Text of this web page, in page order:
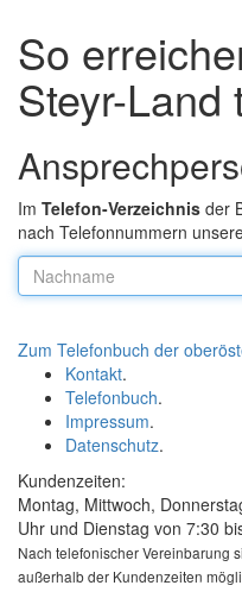
So
Steyr-Land
Im Telefon-Verzeichnis der
nach Telefonnummern
Nachname:
Zum Telefonbuch der
Kontakt.
Telefonbuch.
Impressum.
Datenschutz.
Kundenzeiten:
Montag, Mittwoch,
Uhr und Dienstag von 7:30
Nach telefonischer Vereinbarung
außerhalb der Kundenzeiten